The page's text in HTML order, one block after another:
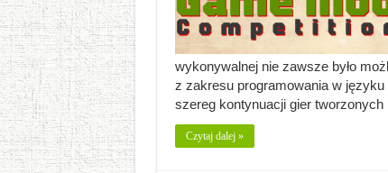
wykonywalnej nie zawsze było
z zakresu programowania w
szereg kontynuacji gier
Czytaj dalej »